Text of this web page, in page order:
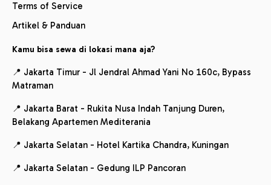
Terms of Service
Artikel & Panduan
Kamu bisa sewa di lokasi mana aja?
📍 Jakarta Timur - Jl Jendral Ahmad Yani No 160c, Bypass
Matraman
📍 Jakarta Barat - Rukita Nusa Indah Tanjung Duren,
Belakang Apartemen Mediterania
📍 Jakarta Selatan - Hotel Kartika Chandra, Kuningan
📍 Jakarta Selatan - Gedung ILP Pancoran